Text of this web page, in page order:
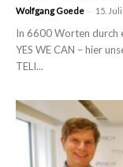
Wolfgang Goede - 15.
In 6600 Worten durch
YES WE CAN – hier
TELI...